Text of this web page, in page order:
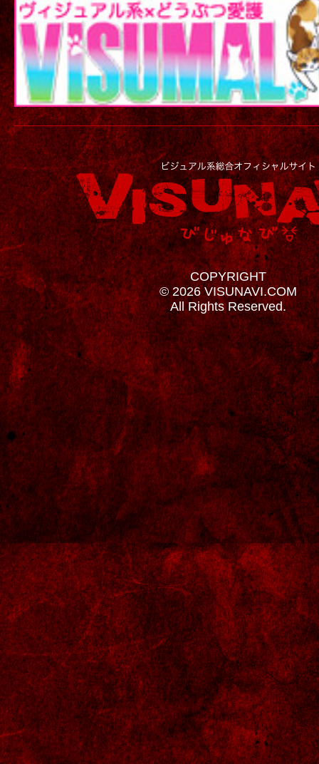
COPYRIGHT
© 2026 VISUNAVI.COM
All Rights Reserved.